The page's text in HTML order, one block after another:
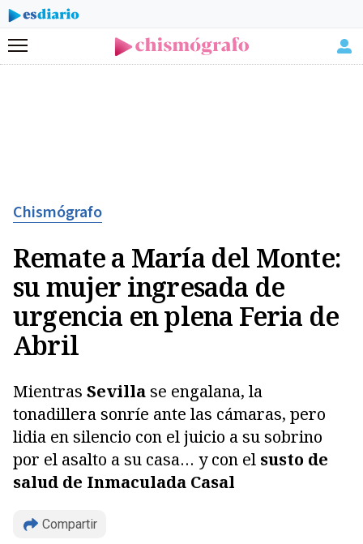
Menú
Chismógrafo
Remate a María del Monte:
su mujer ingresada de
urgencia en plena Feria de
Abril
Mientras Sevillase engalana, la
tonadillera sonríe ante las cámaras, pero
lidia en silencio con el juicio a su sobrino
por el asalto a su casa… y con el susto de
salud de Inmaculada Casal
Compartir